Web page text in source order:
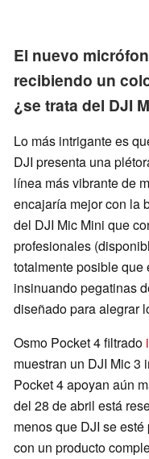
El nuevo
recibiendo un
¿se trata del DJI
Lo más intrigante es
DJI presenta una
línea más vibrante de
encajaría mejor con la
del DJI Mic Mini que
profesionales
totalmente posible que
insinuando pegatinas
diseñado para alegrar
Osmo Pocket 4 filtrado
muestran un DJI Mic 3
Pocket 4 apoyan aún
del 28 de abril está
menos que DJI se
con un producto